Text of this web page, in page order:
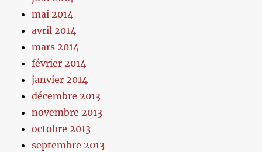
mai 2014
avril 2014
mars 2014
février 2014
janvier 2014
décembre 2013
novembre 2013
octobre 2013
septembre 2013